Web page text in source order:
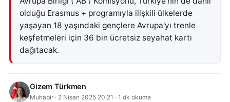
olduğu Erasmus + programıyla ilişkili ülkelerde
yaşayan 18 yaşındaki gençlere Avrupa'yı trenle
keşfetmeleri için 36 bin ücretsiz seyahat kartı
dağıtacak.
Gizem Türkmen
Muhabir · 2 Nisan 2025 20:21 · 1 dk okuma